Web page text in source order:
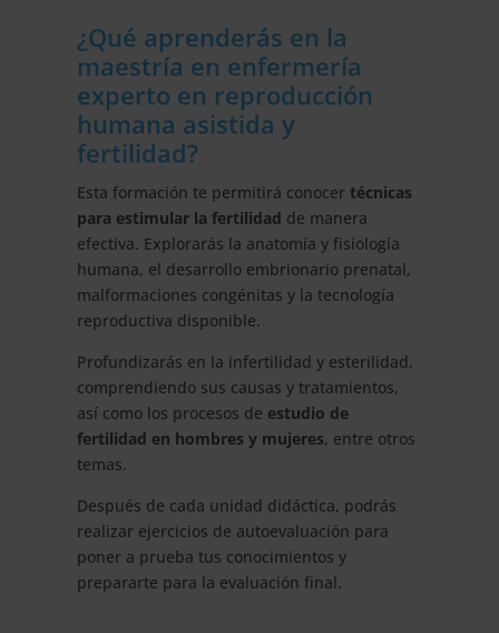
¿Qué aprenderás en la
maestría en enfermería
experto en reproducción
humana asistida y
fertilidad?
Esta formación te permitirá conocer técnicas
para estimular la fertilidad de manera
efectiva. Explorarás la anatomía y fisiología
humana, el desarrollo embrionario prenatal,
malformaciones congénitas y la tecnología
reproductiva disponible.
Profundizarás en la infertilidad y esterilidad,
comprendiendo sus causas y tratamientos,
así como los procesos de estudio de
fertilidad en hombres y mujeres, entre otros
temas.
Después de cada unidad didáctica, podrás
realizar ejercicios de autoevaluación para
poner a prueba tus conocimientos y
prepararte para la evaluación final.